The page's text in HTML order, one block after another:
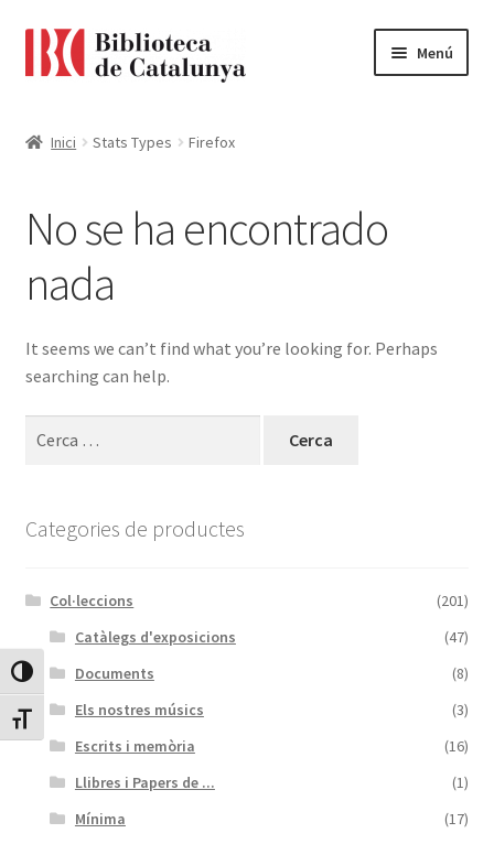
Canvia Alt Contrast
Canvia mida de lletra
Menú
Cistella
El meu compte
Finalitzar compra
Protecció de dades
Inici Stats Types Firefox
No se ha encontrado
nada
It seems we can’t find what you’re looking for. Perhaps
searching can help.
Categories de productes
Col·leccions
(201)
Catàlegs d'exposicions
(47)
Documents
(8)
Els nostres músics
(3)
Escrits i memòria
(16)
Llibres i Papers de ...
(1)
Mínima
(17)